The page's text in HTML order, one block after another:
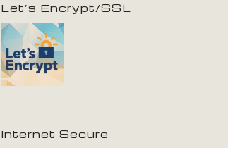
Let’s Encrypt/SSL
Internet Secure